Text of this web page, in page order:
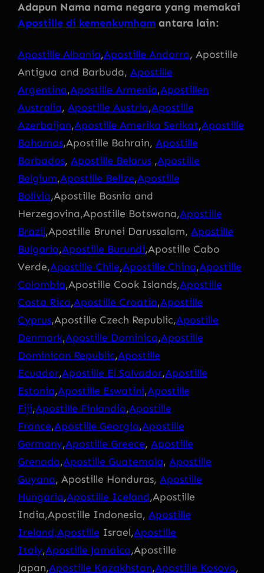
Adapun Nama nama negara yang memakai
Apostille di kemenkumham antara lain:
Apostille Albania,Apostille Andorra, Apostille
Antigua and Barbuda, Apostille
Argentina,Apostille Armenia,Apostillen
Australia, Apostille Austria,Apostille
Azerbaijan,Apostille Amerika Serikat,Apostille
Bahamas,Apostille Bahrain, Apostille
Barbados, Apostille Belarus ,Apostille
Belgium,Apostille Belize,Apostille
Bolivia,Apostille Bosnia and
Herzegovina,Apostille Botswana,Apostille
Brazil,Apostille Brunei Darussalam, Apostille
Bulgaria,Apostille Burundi,Apostille Cabo
Verde,Apostille Chile,Apostille China,Apostille
Colombia,Apostille Cook Islands,Apostille
Costa Rica,Apostille Croatia,Apostille
Cyprus,Apostille Czech Republic,Apostille
Denmark,Apostille Dominica,Apostille
Dominican Republic,Apostille
Ecuador,Apostille El Salvador,Apostille
Estonia,Apostille Eswatini,Apostille
Fiji,Apostille Finlandia,Apostille
France,Apostille Georgia,Apostille
Germany,Apostille Greece, Apostille
Grenada,Apostille Guatemala, Apostille
Guyana, Apostille Honduras, Apostille
Hungaria,Apostille Iceland,Apostille
India,Apostille Indonesia, Apostille
Ireland,Apostille Israel,Apostille
Italy,Apostille Jamaica,Apostille
Japan,Apostille Kazakhstan,Apostille Kosovo,